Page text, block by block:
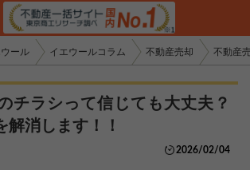
ール イエウールコラム 不動産売却 不動産
チラシって信じても大丈夫？
解消します！！
2026/02/04